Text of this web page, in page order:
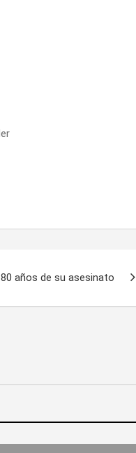
años de su asesinato